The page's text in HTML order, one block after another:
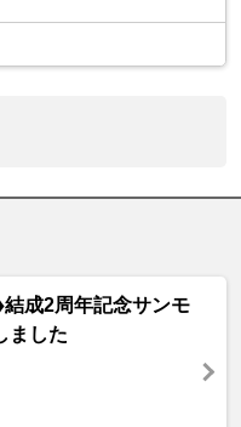
成2周年記念サンモ
ました